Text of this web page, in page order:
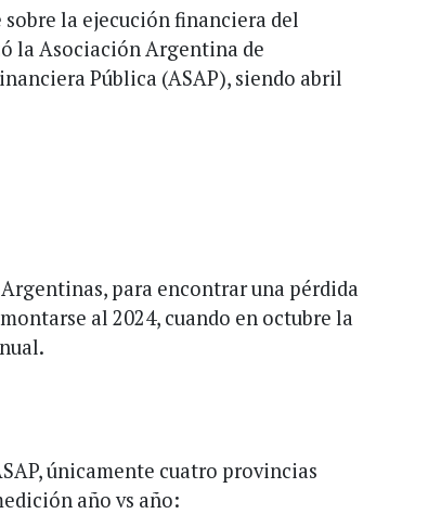
la ejecución financiera del
la Asociación Argentina de
Pública (ASAP), siendo abril
para encontrar una pérdida
al 2024, cuando en octubre la
únicamente cuatro provincias
año vs año: